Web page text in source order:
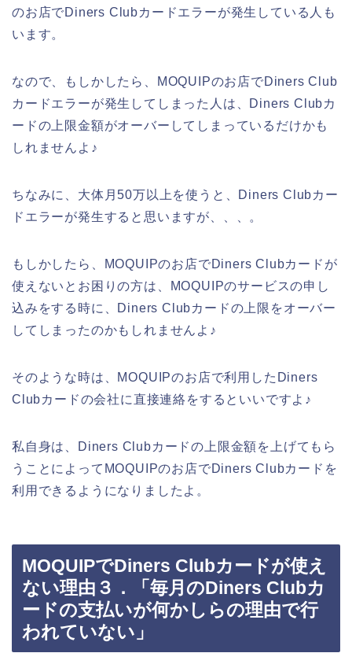
のお店でDiners Clubカードエラーが発生している人も
います。
なので、もしかしたら、MOQUIPのお店でDiners Club
カードエラーが発生してしまった人は、Diners Clubカ
ードの上限金額がオーバーしてしまっているだけかも
しれませんよ♪
ちなみに、大体月50万以上を使うと、Diners Clubカー
ドエラーが発生すると思いますが、、、。
もしかしたら、MOQUIPのお店でDiners Clubカードが
使えないとお困りの方は、MOQUIPのサービスの申し
込みをする時に、Diners Clubカードの上限をオーバー
してしまったのかもしれませんよ♪
そのような時は、MOQUIPのお店で利用したDiners
Clubカードの会社に直接連絡をするといいですよ♪
私自身は、Diners Clubカードの上限金額を上げてもら
うことによってMOQUIPのお店でDiners Clubカードを
利用できるようになりましたよ。
MOQUIPでDiners Clubカードが使え
ない理由３．「毎月のDiners Clubカ
ードの支払いが何かしらの理由で行
われていない」